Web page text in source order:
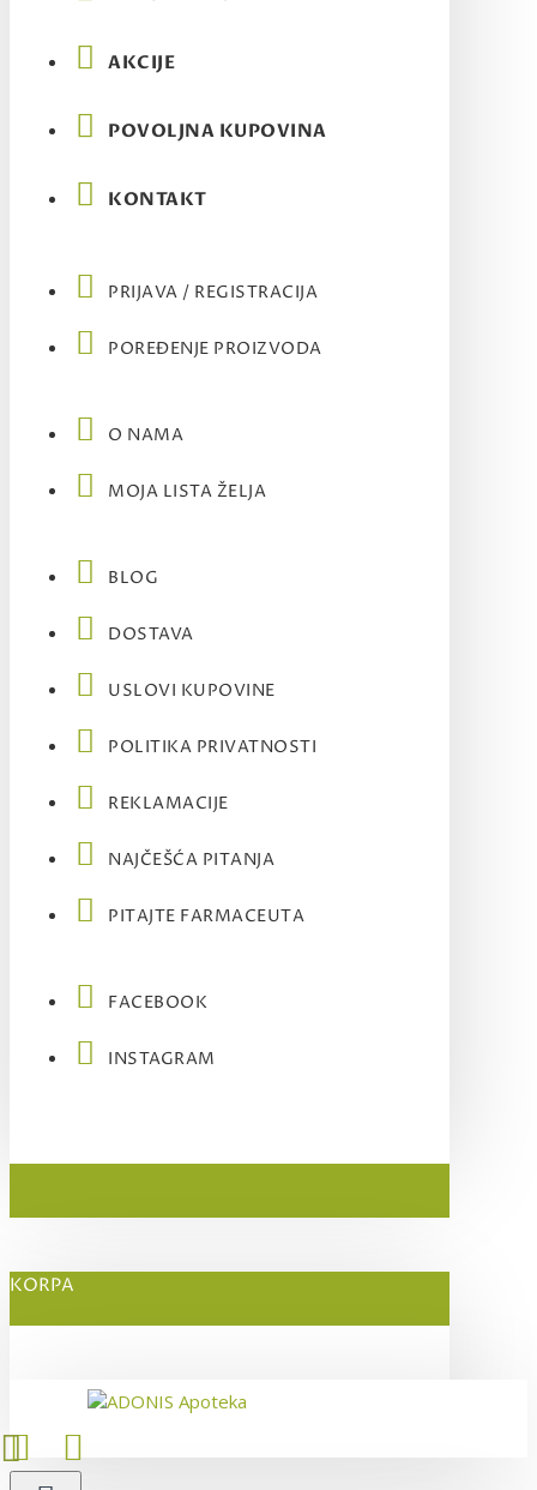
AKCIJE
POVOLJNA KUPOVINA
KONTAKT
PRIJAVA / REGISTRACIJA
POREĐENJE PROIZVODA
O NAMA
MOJA LISTA ŽELJA
BLOG
DOSTAVA
USLOVI KUPOVINE
POLITIKA PRIVATNOSTI
REKLAMACIJE
NAJČEŠĆA PITANJA
PITAJTE FARMACEUTA
FACEBOOK
INSTAGRAM
KORPA